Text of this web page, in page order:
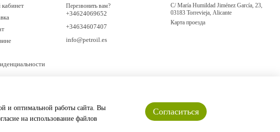
Перезвонить вам?
+34624069652
+34634607407
info@petroil.es
C/ María Humildad Jiménez García, 23,
03183 Torrevieja, Alicante
Карта проезда
и оптимальной работы сайта. Вы
на использование файлов
Согласиться